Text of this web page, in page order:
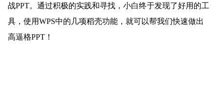
战PPT。通过积极的实践和寻找，小白终于发现了好用的工
具，使用WPS中的几项稻壳功能，就可以帮我们快速做出
高逼格PPT！